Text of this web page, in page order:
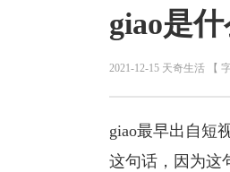
giao是
2021-12-15 天奇生活 【
giao最早出自短
这句话，因为这